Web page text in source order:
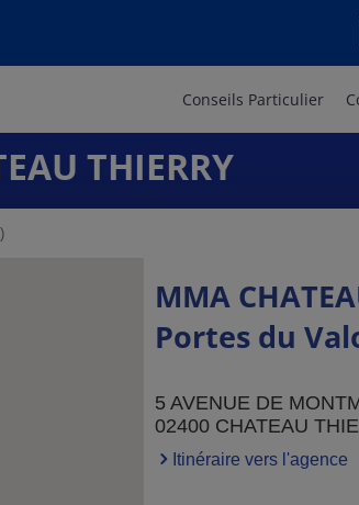
Conseils Particulier
THIERRY
MMA
Portes du
5 AVENUE DE
02400 CHATEAU
Itinéraire vers l'agence